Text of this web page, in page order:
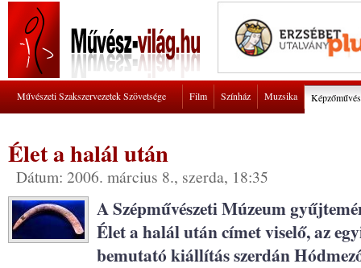
Művészeti Szakszervezetek Szövetsége Film Színház Muzsika
Élet a halál után
Dátum: 2006. március 8., szerda, 18:35
A Szépművészeti Múzeum
Élet a halál után címet viselő, az
bemutató kiállítás szerdán